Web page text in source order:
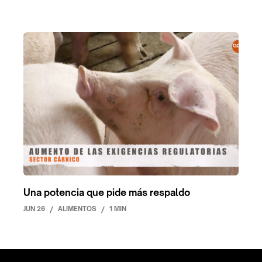
Una potencia que pide más respaldo
JUN 26 / ALIMENTOS / 1 MIN